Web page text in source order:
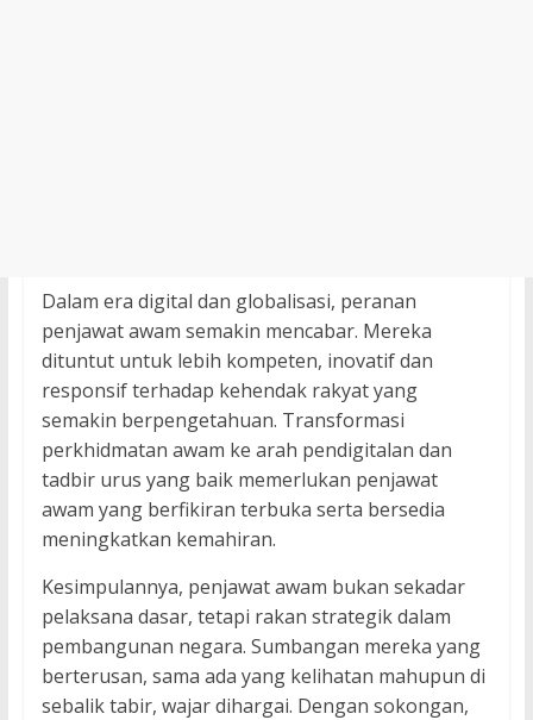
Dalam era digital dan globalisasi, peranan
penjawat awam semakin mencabar. Mereka
dituntut untuk lebih kompeten, inovatif dan
responsif terhadap kehendak rakyat yang
semakin berpengetahuan. Transformasi
perkhidmatan awam ke arah pendigitalan dan
tadbir urus yang baik memerlukan penjawat
awam yang berfikiran terbuka serta bersedia
meningkatkan kemahiran.
Kesimpulannya, penjawat awam bukan sekadar
pelaksana dasar, tetapi rakan strategik dalam
pembangunan negara. Sumbangan mereka yang
berterusan, sama ada yang kelihatan mahupun di
sebalik tabir, wajar dihargai. Dengan sokongan,